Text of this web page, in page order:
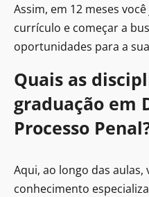
Assim, em 12 meses
currículo e começar a
oportunidades para a
Quais as
graduação em
Processo
Aqui, ao longo das
conhecimento